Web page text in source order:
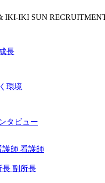
IKI-IKI SUN
長
環境
タビュー
護師 看護師
長 副所長